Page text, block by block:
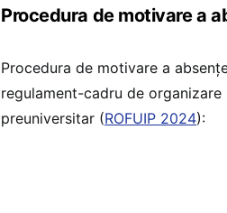
Procedura de motivare a
Procedura de motivare a
regulament-cadru de
preuniversitar (ROFUIP 2024):